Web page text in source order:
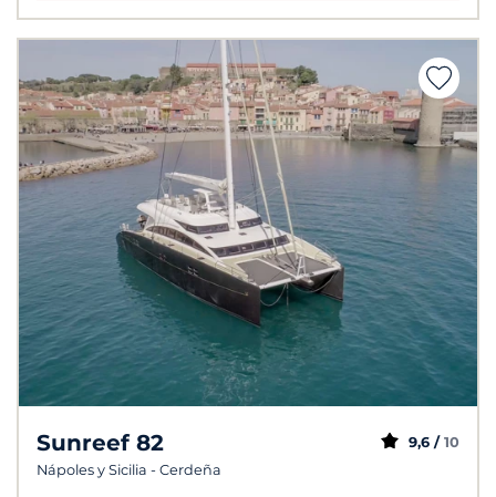
Sunreef 82
Nápoles y Sicilia - Cerdeña
9,6 / 10